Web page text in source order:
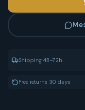
Shipping 48–72h
Free returns 30 days